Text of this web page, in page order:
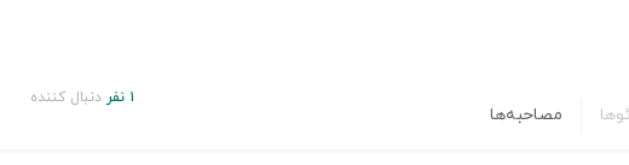
مصاحبه‌ها
۱ نفر دنبال کننده